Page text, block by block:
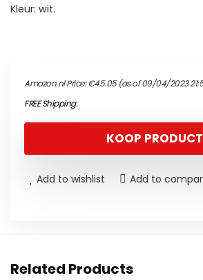
Kleur: wit.
Amazon.nl Price:€45.05(as of 09/04/2023
FREE Shipping.
KOOP PRODUCT
Add to wishlist Add to
Related Products